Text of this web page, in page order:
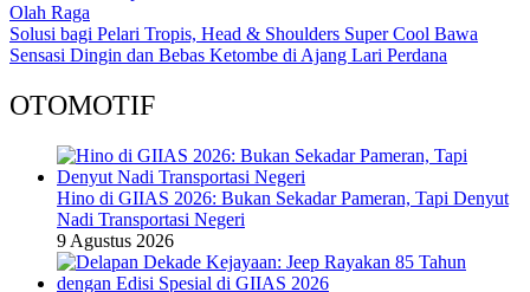
Olah Raga
Solusi bagi Pelari Tropis, Head & Shoulders Super Cool Bawa
Sensasi Dingin dan Bebas Ketombe di Ajang Lari Perdana
OTOMOTIF
Hino di GIIAS 2026: Bukan Sekadar Pameran, Tapi Denyut
Nadi Transportasi Negeri
9 Agustus 2026